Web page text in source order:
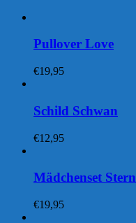
Pullover Love
€19,95
Schild Schwan
€12,95
Mädchenset Stern
€19,95